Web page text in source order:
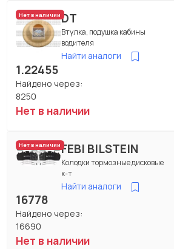
Нет в наличииDT
Втулка, подушка кабины
водителя
Найти аналоги
1.22455
Найдено через:
8250
Нет в наличии
Нет в наличииFEBI BILSTEIN
Колодки тормозные дисковые
к-т
Найти аналоги
16778
Найдено через:
16690
Нет в наличии